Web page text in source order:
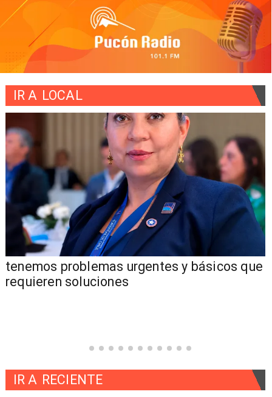
IR A LOCAL
tenemos problemas urgentes y básicos que
requieren soluciones
IR A RECIENTE